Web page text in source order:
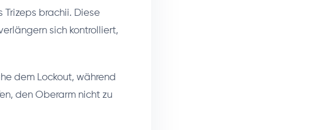
brachii. Diese
sich kontrolliert,
dem Lockout, während
den Oberarm nicht zu